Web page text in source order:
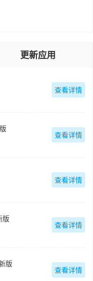
更新应用
查看详情
查看详情
查看详情
版
查看详情
版
查看详情